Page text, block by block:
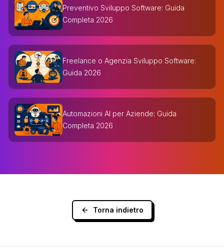
Preventivo Sviluppo Software: Guida
Completa 2026
Freelance o Agenzia Sviluppo Software:
Guida 2026
Automazioni AI per Aziende: Guida
Completa 2026
Torna indietro